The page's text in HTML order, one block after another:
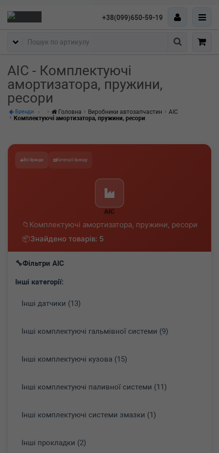
+38(099)650-59-19
Пошук
AIC - Комплектуючі
амортизатора, пружини,
ресори
Бренди Головна Виробники автозапчастин
AIC
Комплектуючі амортизатора, пружини, ресори
Всі бренди Категорії бренду
AIC
Комплектуючі амортизатора, пружини, ресори
Знайдено товарів: 5
Фільтри AIC
Інші категорії:
Інші датчики (13)
Інші комплектуючі гальмівної системи (9)
Інші комплектуючі кузова (15)
Інші комплектуючі паливної системи (11)
Інші комплектуючі системи змазки (1)
Інші прокладки (2)